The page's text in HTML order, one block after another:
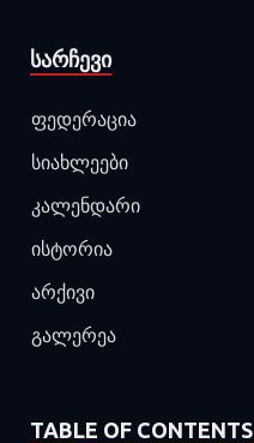
ᲡᲐᲠᲩᲔᲕᲘ
ფედერაცია
სიახლეები
კალენდარი
ისტორია
არქივი
გალერეა
TABLE OF CONTENTS